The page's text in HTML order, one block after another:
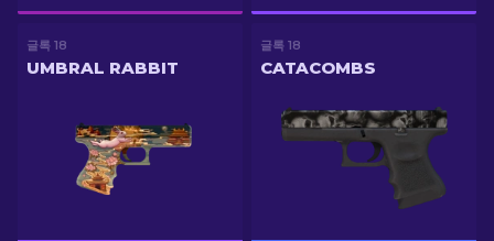
글록 18
UMBRAL RABBIT
글록 18
CATACOMBS